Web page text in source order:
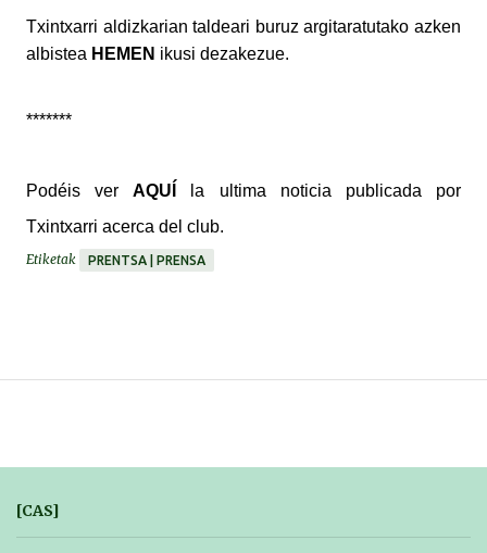
Txintxarri aldizkarian taldeari buruz argitaratutako azken
albistea HEMEN ikusi dezakezue.
*******
Podéis verAQUÍ
la ultima noticia publicada por
Txintxarri acerca del club.
Etiketak PRENTSA | PRENSA
[CAS]